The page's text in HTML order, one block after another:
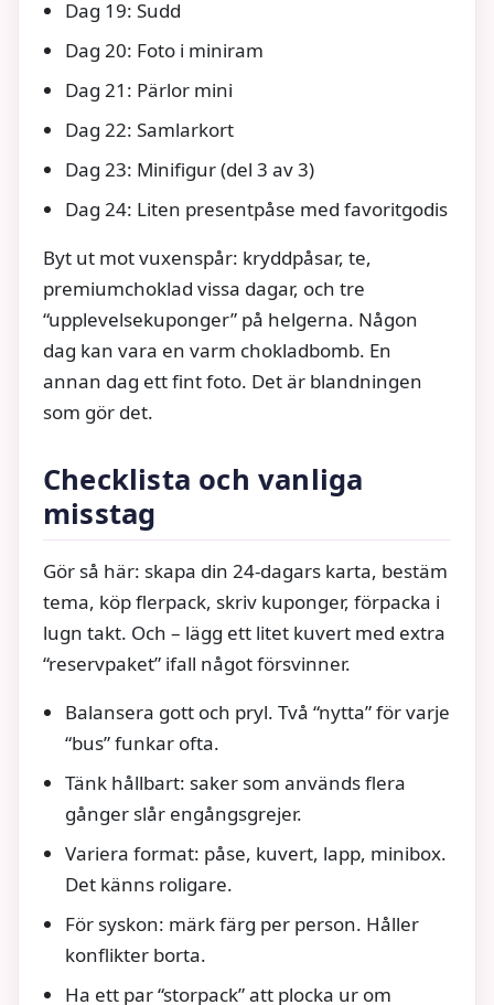
Dag 19: Sudd
Dag 20: Foto i miniram
Dag 21: Pärlor mini
Dag 22: Samlarkort
Dag 23: Minifigur (del 3 av 3)
Dag 24: Liten presentpåse med favoritgodis
Byt ut mot vuxenspår: kryddpåsar, te,
premiumchoklad vissa dagar, och tre
“upplevelsekuponger” på helgerna. Någon
dag kan vara en varm chokladbomb. En
annan dag ett fint foto. Det är blandningen
som gör det.
Checklista och vanliga
misstag
Gör så här: skapa din 24-dagars karta, bestäm
tema, köp flerpack, skriv kuponger, förpacka i
lugn takt. Och – lägg ett litet kuvert med extra
“reservpaket” ifall något försvinner.
Balansera gott och pryl. Två “nytta” för varje
“bus” funkar ofta.
Tänk hållbart: saker som används flera
gånger slår engångsgrejer.
Variera format: påse, kuvert, lapp, minibox.
Det känns roligare.
För syskon: märk färg per person. Håller
konflikter borta.
Ha ett par “storpack” att plocka ur om